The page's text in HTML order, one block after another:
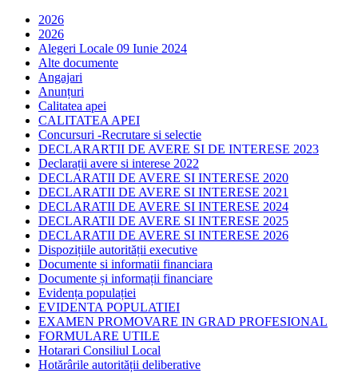
2026
2026
Alegeri Locale 09 Iunie 2024
Alte documente
Angajari
Anunțuri
Calitatea apei
CALITATEA APEI
Concursuri -Recrutare si selectie
DECLARARTII DE AVERE SI DE INTERESE 2023
Declarații avere si interese 2022
DECLARATII DE AVERE SI INTERESE 2020
DECLARATII DE AVERE SI INTERESE 2021
DECLARATII DE AVERE SI INTERESE 2024
DECLARATII DE AVERE SI INTERESE 2025
DECLARATII DE AVERE SI INTERESE 2026
Dispozițiile autorității executive
Documente si informatii financiara
Documente și informații financiare
Evidența populației
EVIDENTA POPULATIEI
EXAMEN PROMOVARE IN GRAD PROFESIONAL
FORMULARE UTILE
Hotarari Consiliul Local
Hotărârile autorității deliberative